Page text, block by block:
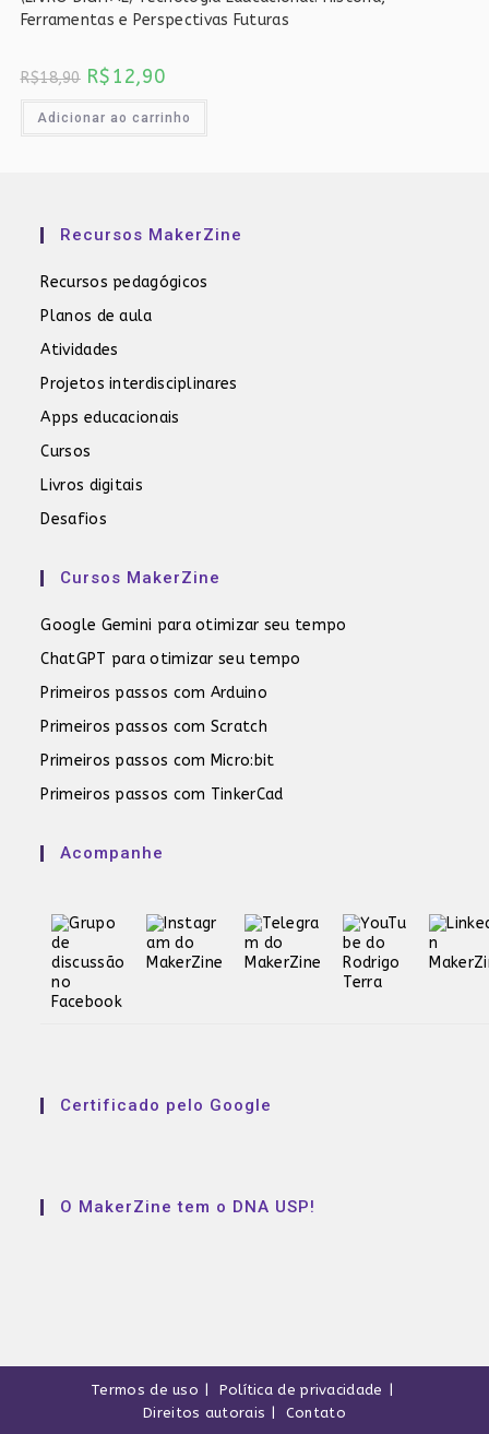
Ferramentas e Perspectivas Futuras
R$18,90 O
preço
era:
R$12,90
é:
Adicionar ao carrinho
Recursos MakerZine
Recursos pedagógicos
Planos de aula
Atividades
Projetos interdisciplinares
Apps educacionais
Cursos
Livros digitais
Desafios
Cursos MakerZine
Google Gemini para otimizar seu tempo
ChatGPT para otimizar seu tempo
Primeiros passos com Arduino
Primeiros passos com Scratch
Primeiros passos com Micro:bit
Primeiros passos com TinkerCad
Acompanhe
Certificado pelo Google
O MakerZine tem o DNA USP!
Termos de uso
Política de privacidade
Direitos autorais
Contato